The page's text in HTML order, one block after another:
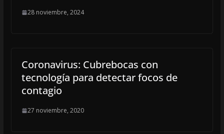
28 noviembre, 2024
Coronavirus: Cubrebocas con
tecnología para detectar focos de
contagio
27 noviembre, 2020